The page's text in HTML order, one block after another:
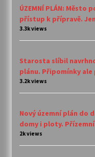
ÚZEMNÍ PLÁN: Město
přístup k přípravě.
3.3k views
Starosta slíbil
plánu. Připomínky
3.2k views
Nový územní plán do
domy i ploty.
2k views